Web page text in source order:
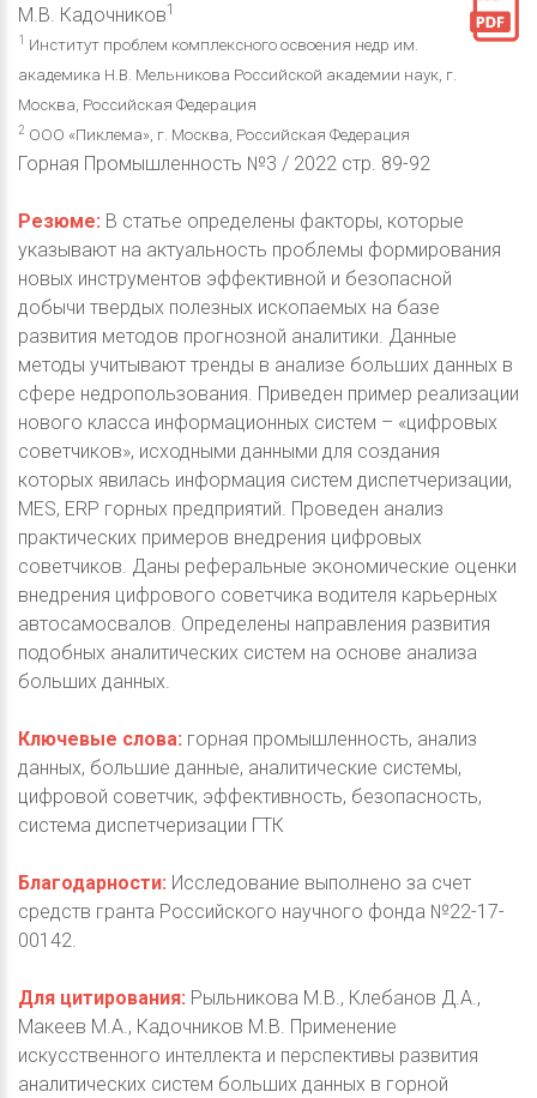
М.В. Кадочников1
1
Институт проблем комплексного освоения недр им.
академика Н.В. Мельникова Российской академии наук, г.
Москва, Российская Федерация
2 ООО «Пиклема», г. Москва, Российская Федерация
Горная Промышленность №3 / 2022 стр. 89-92
Резюме: В статье определены факторы, которые
указывают на актуальность проблемы формирования
новых инструментов эффективной и безопасной
добычи твердых полезных ископаемых на базе
развития методов прогнозной аналитики. Данные
методы учитывают тренды в анализе больших данных в
сфере недропользования. Приведен пример реализации
нового класса информационных систем – «цифровых
советчиков», исходными данными для создания
которых явилась информация систем диспетчеризации,
MES, ERP горных предприятий. Проведен анализ
практических примеров внедрения цифровых
советчиков. Даны реферальные экономические оценки
внедрения цифрового советчика водителя карьерных
автосамосвалов. Определены направления развития
подобных аналитических систем на основе анализа
больших данных.
Ключевые слова: горная промышленность, анализ
данных, большие данные, аналитические системы,
цифровой советчик, эффективность, безопасность,
система диспетчеризации ГТК
Благодарности: Исследование выполнено за счет
средств гранта Российского научного фонда №22-17-
00142.
Для цитирования: Рыльникова М.В., Клебанов Д.А.,
Макеев М.А., Кадочников М.В. Применение
искусственного интеллекта и перспективы развития
аналитических систем больших данных в горной